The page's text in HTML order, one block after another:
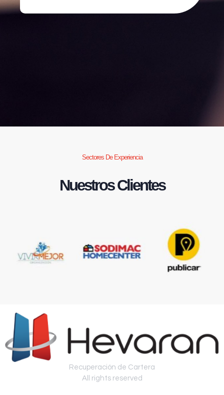
Sectores De Experiencia
Nuestros Clientes
Recuperación de Cartera
All rights reserved